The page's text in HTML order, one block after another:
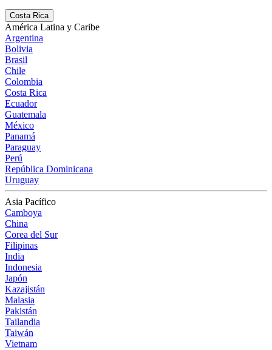
Costa Rica
América Latina y Caribe
Argentina
Bolivia
Brasil
Chile
Colombia
Costa Rica
Ecuador
Guatemala
México
Panamá
Paraguay
Perú
República Dominicana
Uruguay
Asia Pacífico
Camboya
China
Corea del Sur
Filipinas
India
Indonesia
Japón
Kazajistán
Malasia
Pakistán
Tailandia
Taiwán
Vietnam